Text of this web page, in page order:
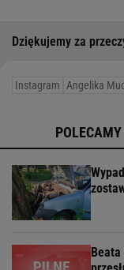
Dziękujemy za
Instagram Angelika
POLECAMY